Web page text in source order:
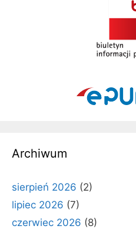
Archiwum
sierpień 2026 (2)
lipiec 2026 (7)
czerwiec 2026 (8)